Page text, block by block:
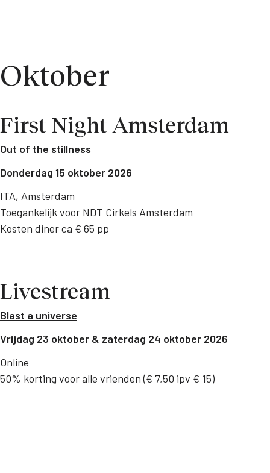
Oktober
First Night Amsterdam
Out of the stillness
Donderdag 15 oktober 2026
ITA, Amsterdam
Toegankelijk voor NDT Cirkels Amsterdam
Kosten diner ca € 65 pp
Livestream
Blast a universe
Vrijdag 23 oktober & zaterdag 24 oktober 2026
Online
50% korting voor alle vrienden (€ 7,50 ipv € 15)